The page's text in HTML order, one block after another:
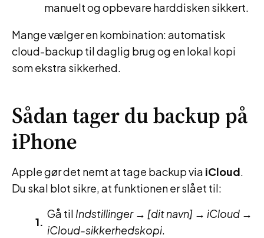
manuelt og opbevare harddisken sikkert.
Mange vælger en kombination: automatisk
cloud-backup til daglig brug og en lokal kopi
som ekstra sikkerhed.
Sådan tager du backup på
iPhone
Apple gør det nemt at tage backup via iCloud.
Du skal blot sikre, at funktionen er slået til:
Gå til Indstillinger→ [dit navn] → iCloud →
iCloud-sikkerhedskopi.